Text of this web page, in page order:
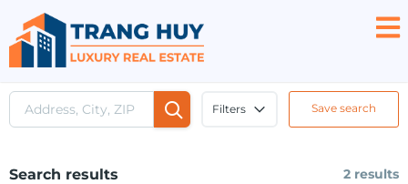
Filters Save search
Search results 2 results